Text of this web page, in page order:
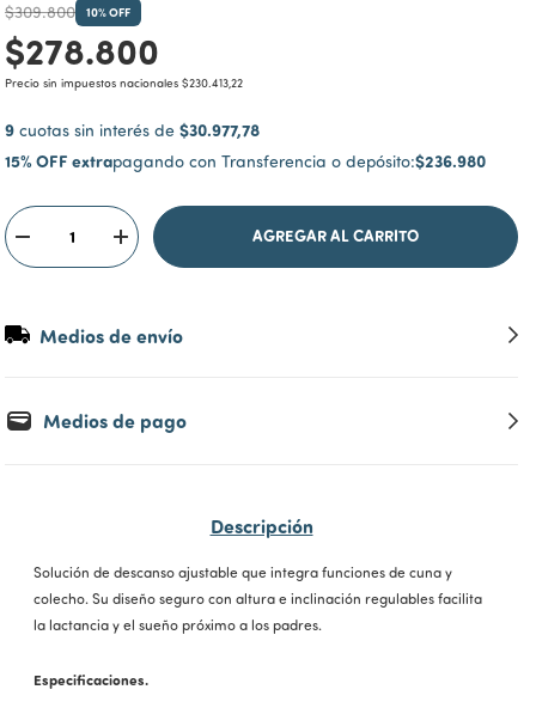
$309.800 10% OFF
$278.800
Precio sin impuestos nacionales $230.413,22
9 cuotas sin interés de $30.977,78
15% OFF extrapagando con Transferencia o depósito:$236.980
Medios de envío
Medios de pago
Descripción
Solución de descanso ajustable que integra funciones de cuna y
colecho. Su diseño seguro con altura e inclinación regulables facilita
la lactancia y el sueño próximo a los padres.
Especificaciones.